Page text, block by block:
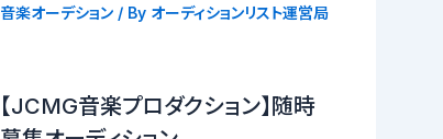
音楽オーデション/ By オーディションリスト運営局
【JCMG音楽プロダクション】随時